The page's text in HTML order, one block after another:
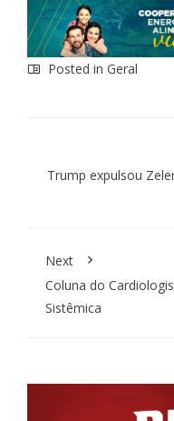
Posted in Geral
Trump expulsou
Next
Coluna do
Sistêmica